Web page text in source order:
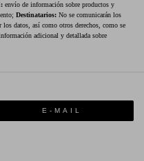
envío de información sobre productos y
Destinatarios: No se comunicarán los
datos, así como otros derechos, como se
adicional y detallada sobre
E-MAIL